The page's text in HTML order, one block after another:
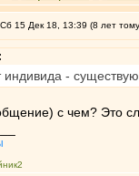
15 Дек 18, 13:39 (8 лет
:
индивида -
с чем? Это